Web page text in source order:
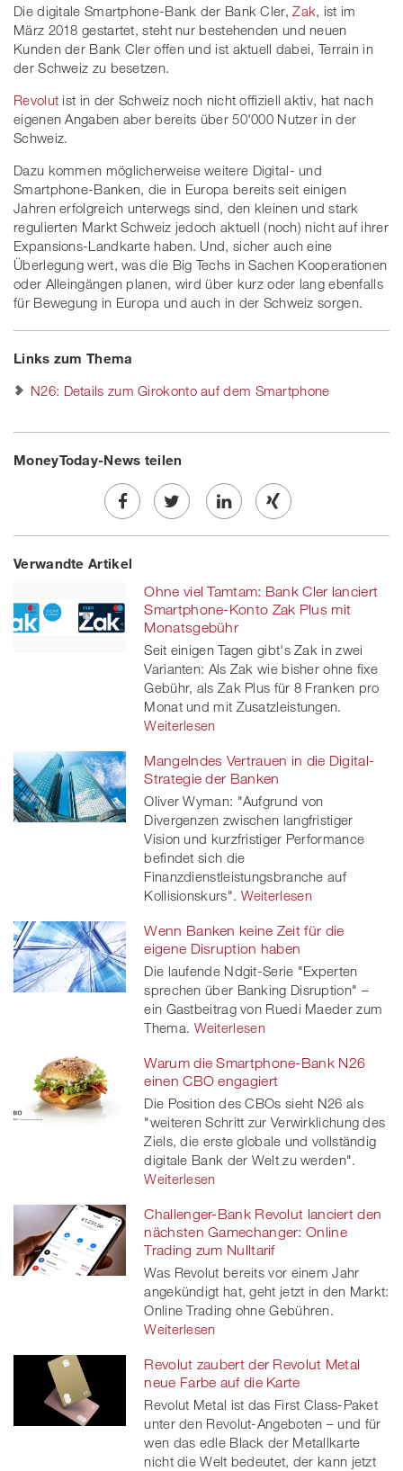
Die digitale Smartphone-Bank der Bank Cler,Zak, ist im
März 2018 gestartet, steht nur bestehenden und neuen
Kunden der Bank Cler offen und ist aktuell dabei, Terrain in
der Schweiz zu besetzen.
Revolut ist in der Schweiz noch nicht offiziell aktiv, hat nach
eigenen Angaben aber bereits über 50'000 Nutzer in der
Schweiz.
Dazu kommen möglicherweise weitere Digital- und
Smartphone-Banken, die in Europa bereits seit einigen
Jahren erfolgreich unterwegs sind, den kleinen und stark
regulierten Markt Schweiz jedoch aktuell (noch) nicht auf ihrer
Expansions-Landkarte haben. Und, sicher auch eine
Überlegung wert, was die Big Techs in Sachen Kooperationen
oder Alleingängen planen, wird über kurz oder lang ebenfalls
für Bewegung in Europa und auch in der Schweiz sorgen.
Links zum Thema
N26: Details zum Girokonto auf dem Smartphone
MoneyToday-News teilen
Share
on
Facebook
Twe
on
twitt
er
Share
linkedin
Share
Xing
Verwandte Artikel
Ohne viel Tamtam: Bank Cler lanciert
Smartphone-Konto Zak Plus mit
Monatsgebühr
Seit einigen Tagen gibt's Zak in zwei
Varianten: Als Zak wie bisher ohne fixe
Gebühr, als Zak Plus für 8 Franken pro
Monat und mit Zusatzleistungen.
Weiterlesen
Mangelndes Vertrauen in die Digital-
Strategie der Banken
Oliver Wyman: "Aufgrund von
Divergenzen zwischen langfristiger
Vision und kurzfristiger Performance
befindet sich die
Finanzdienstleistungsbranche auf
Kollisionskurs". Weiterlesen
Wenn Banken keine Zeit für die
eigene Disruption haben
Die laufende Ndgit-Serie "Experten
sprechen über Banking Disruption" –
ein Gastbeitrag von Ruedi Maeder zum
Thema. Weiterlesen
Warum die Smartphone-Bank N26
einen CBO engagiert
Die Position des CBOs sieht N26 als
"weiteren Schritt zur Verwirklichung des
Ziels, die erste globale und vollständig
digitale Bank der Welt zu werden".
Weiterlesen
Challenger-Bank Revolut lanciert den
nächsten Gamechanger: Online
Trading zum Nulltarif
Was Revolut bereits vor einem Jahr
angekündigt hat, geht jetzt in den Markt:
Online Trading ohne Gebühren.
Weiterlesen
Revolut zaubert der Revolut Metal
neue Farbe auf die Karte
Revolut Metal ist das First Class-Paket
unter den Revolut-Angeboten – und für
wen das edle Black der Metallkarte
nicht die Welt bedeutet, der kann jetzt